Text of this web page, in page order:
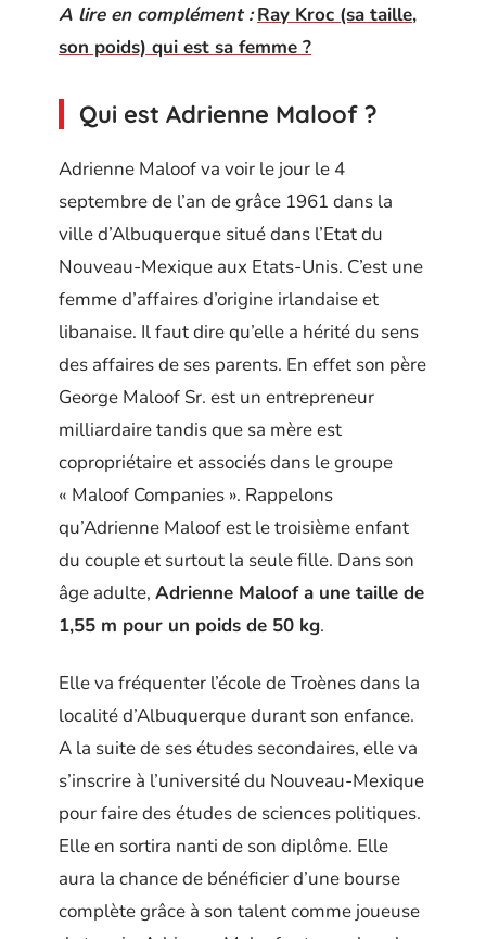
A lire en complément : Ray Kroc (sa taille,
son poids) qui est sa femme ?
Qui est Adrienne Maloof ?
Adrienne Maloof va voir le jour le 4
septembre de l’an de grâce 1961 dans la
ville d’Albuquerque situé dans l’Etat du
Nouveau-Mexique aux Etats-Unis. C’est une
femme d’affaires d’origine irlandaise et
libanaise. Il faut dire qu’elle a hérité du sens
des affaires de ses parents. En effet son père
George Maloof Sr. est un entrepreneur
milliardaire tandis que sa mère est
copropriétaire et associés dans le groupe
« Maloof Companies ». Rappelons
qu’Adrienne Maloof est le troisième enfant
du couple et surtout la seule fille. Dans son
âge adulte, Adrienne Maloof a une taille de
1,55 m pour un poids de 50 kg.
Elle va fréquenter l’école de Troènes dans la
localité d’Albuquerque durant son enfance.
A la suite de ses études secondaires, elle va
s’inscrire à l’université du Nouveau-Mexique
pour faire des études de sciences politiques.
Elle en sortira nanti de son diplôme. Elle
aura la chance de bénéficier d’une bourse
complète grâce à son talent comme joueuse